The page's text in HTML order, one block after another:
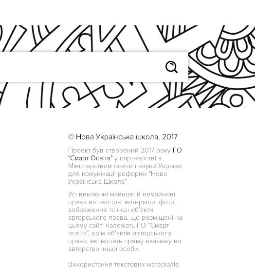
© Нова Українська школа, 2017
Проект був створений 2017 року ГО
"Смарт Освіта" у партнерстві з
Міністерством освіти і науки України
для комунікації реформи "Нова
Українська Школа"
Усі виключні майнові й немайнові
права на текстові матеріали, фото,
зображення та інші об’єкти
авторського права, що розміщені на
цьому сайті належать ГО “Смарт
освіта”, крім об’єктів авторського
права, які містять пряму вказівку на
авторство іншої особи.
Використання текстових матеріалів